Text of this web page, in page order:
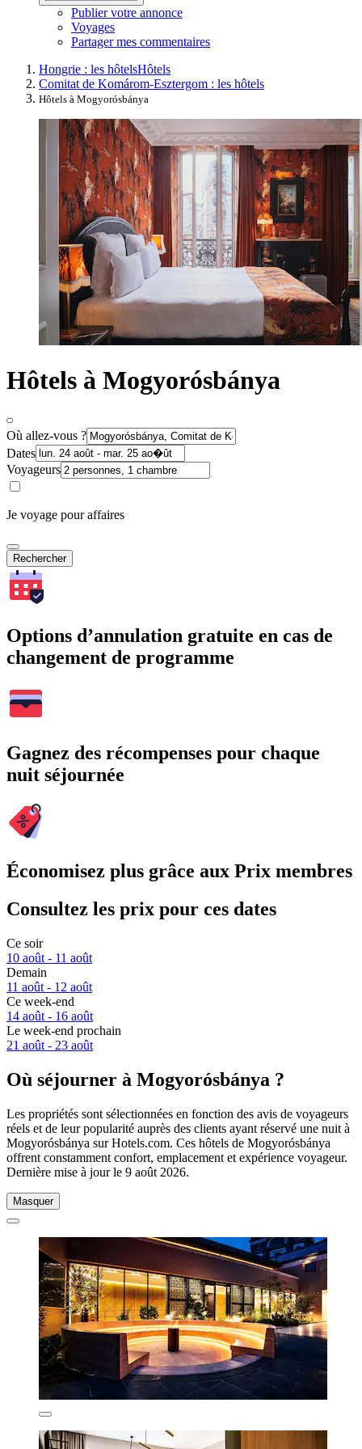
Publier votre annonce
Voyages
Partager mes commentaires
Hongrie : les hôtelsHôtels
Comitat de Komárom-Esztergom : les hôtels
Hôtels à Mogyorósbánya
Hôtels à Mogyorósbánya
Où allez-vous ?
Dates
Voyageurs
Je voyage pour affaires
Rechercher
Options d’annulation gratuite en cas de
changement de programme
Gagnez des récompenses pour chaque
nuit séjournée
Économisez plus grâce aux Prix membres
Consultez les prix pour ces dates
Ce soir
10 août - 11 août
Demain
11 août - 12 août
Ce week-end
14 août - 16 août
Le week-end prochain
21 août - 23 août
Où séjourner à Mogyorósbánya ?
Les propriétés sont sélectionnées en fonction des avis de voyageurs
réels et de leur popularité auprès des clients ayant réservé une nuit à
Mogyorósbánya sur Hotels.com. Ces hôtels de Mogyorósbánya
offrent constamment confort, emplacement et expérience voyageur.
Dernière mise à jour le 9 août 2026.
Masquer